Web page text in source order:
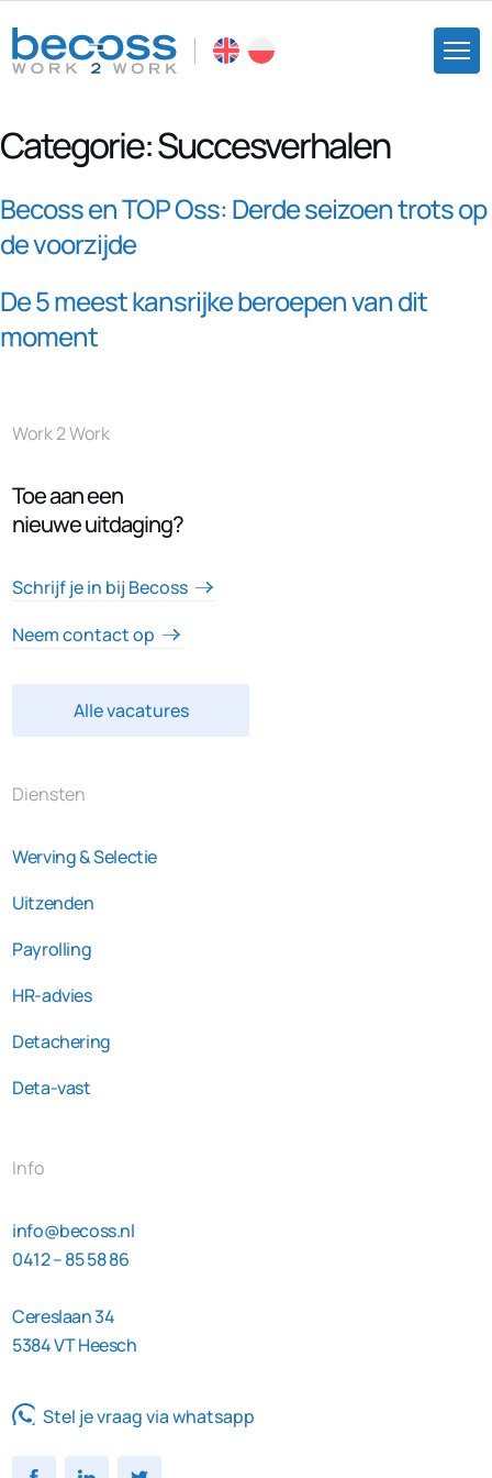
Categorie:Succesverhalen
Becoss en TOP Oss: Derde seizoen trots op
de voorzijde
De 5 meest kansrijke beroepen van dit
moment
Work 2 Work
Toe aan een
nieuwe uitdaging?
Schrijf je in bij Becoss
Neem contact op
Alle vacatures
Diensten
Werving & Selectie
Uitzenden
Payrolling
HR-advies
Detachering
Deta-vast
Info
info@becoss.nl
0412 – 85 58 86
Cereslaan 34
5384 VT Heesch
Stel je vraag via whatsapp